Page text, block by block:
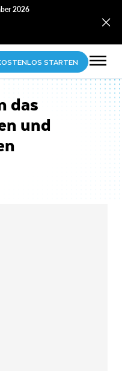
2026
STARTEN
das
und